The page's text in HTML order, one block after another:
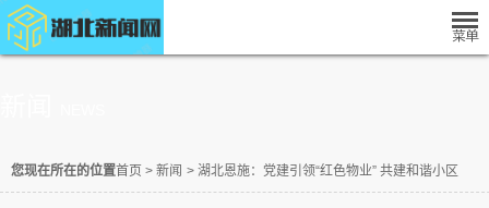
您现在所在的位置首页 > 新闻 > 湖北恩施：党建引领“红色物业” 共建和谐小区